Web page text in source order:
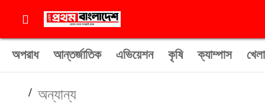
অপরাধ আন্তর্জাতিক এভিয়েশন কৃষি ক্যাম্পাস
/অন্যান্য